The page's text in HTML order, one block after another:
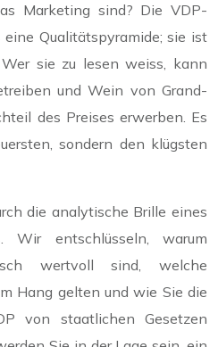
Marketing sind? Die VDP-
Qualitätspyramide; sie ist
sie zu lesen weiss, kann
und Wein von Grand-
des Preises erwerben. Es
sondern den klügsten
die analytische Brille eines
Wir entschlüsseln, warum
wertvoll sind, welche
Hang gelten und wie Sie die
von staatlichen Gesetzen